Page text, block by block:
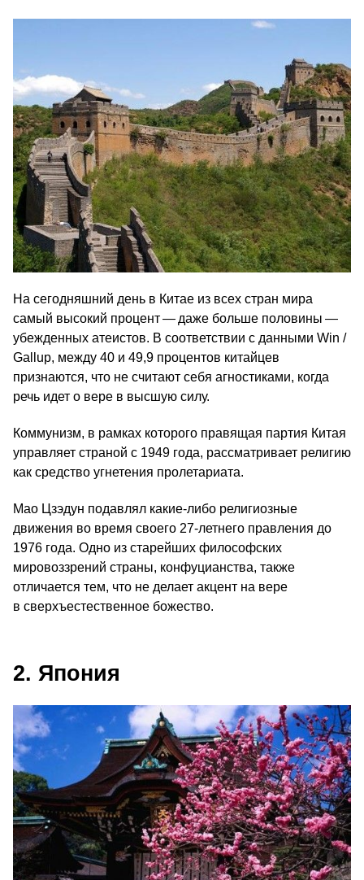
На сегодняшний день в Китае из всех стран мира
самый высокий процент — даже больше половины —
убежденных атеистов. В соответствии с данными Win /
Gallup, между 40 и 49,9 процентов китайцев
признаются, что не считают себя агностиками, когда
речь идет о вере в высшую силу.
Коммунизм, в рамках которого правящая партия Китая
управляет страной с 1949 года, рассматривает религию
как средство угнетения пролетариата.
Мао Цзэдун подавлял какие-либо религиозные
движения во время своего 27-летнего правления до
1976 года. Одно из старейших философских
мировоззрений страны, конфуцианства, также
отличается тем, что не делает акцент на вере
в сверхъестественное божество.
2. Япония